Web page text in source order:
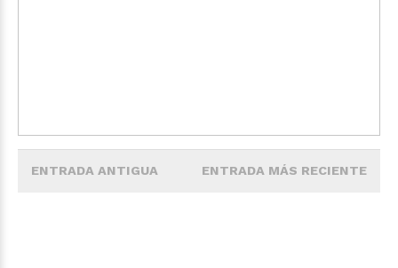
ENTRADA MÁS RECIENTE
ENTRADA ANTIGUA